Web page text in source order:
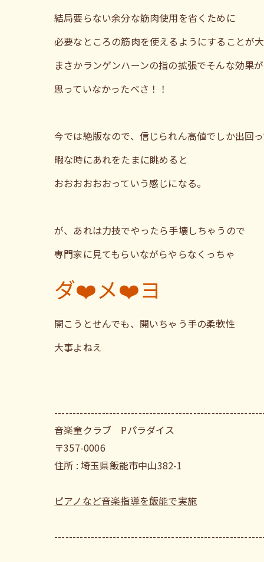
結局要らない余分な筋肉使用を省くために
必要なところの筋肉を使えるようにすることが
まさかランゲンハーンの指の拡張でそんな効果
思っていなかったべさ！！
今では絶版なので、信じられん高値でしか出回
暇な時にあれをたまに眺めると
おおおおおおっていう感じになる。
が、あれは力技でやったら手壊しちゃうので
専門家に見てもらいながらやらなくっちゃ
ダ❤️メ❤️ヨ
開こうとせんでも、開いちゃう手の柔軟性
大事よねえ
音楽童クラブ Pパラダイス
〒357-0006
住所 : 埼玉県飯能市中山382-1
ピアノなど音楽指導を飯能で実施